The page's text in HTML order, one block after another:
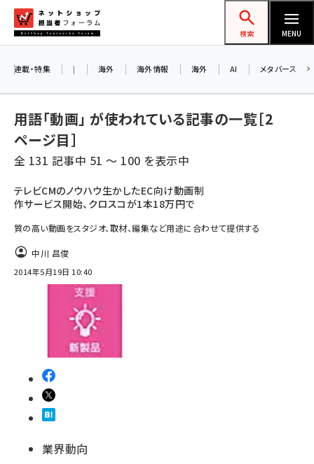
ン
ネットショップ担当者フォーラム
検索 MENU
amazon (2258)
yahoo (1907)
楽天 (1874)
ecbeing (1211)
アスクル (1122)
base (1083)
ビィ・フォアード (777)
revico (744)
連載・特集 | 海外 海外情報 海外 AI メタバース
用語「動画」 が使われている記事の一覧［2
ページ目］
全 131 記事中 51 ～ 100 を表示中
テレビCMのノウハウ生かしたEC向け動画制
作サービス開始、クロスコが1本18万円で
質の高い動画をスタジオ、取材、編集など用途に合わせて提供する
中川 昌俊
2014年5月19日 10:40
業界動向
AIが買い物を代行する時代に打つべき「次の
一手」とは？ アルペン、オイシックス、元UA責
任者が登壇のリアルECセミナー（8/26＠東
者と交流できる交流会も実施します。すべて